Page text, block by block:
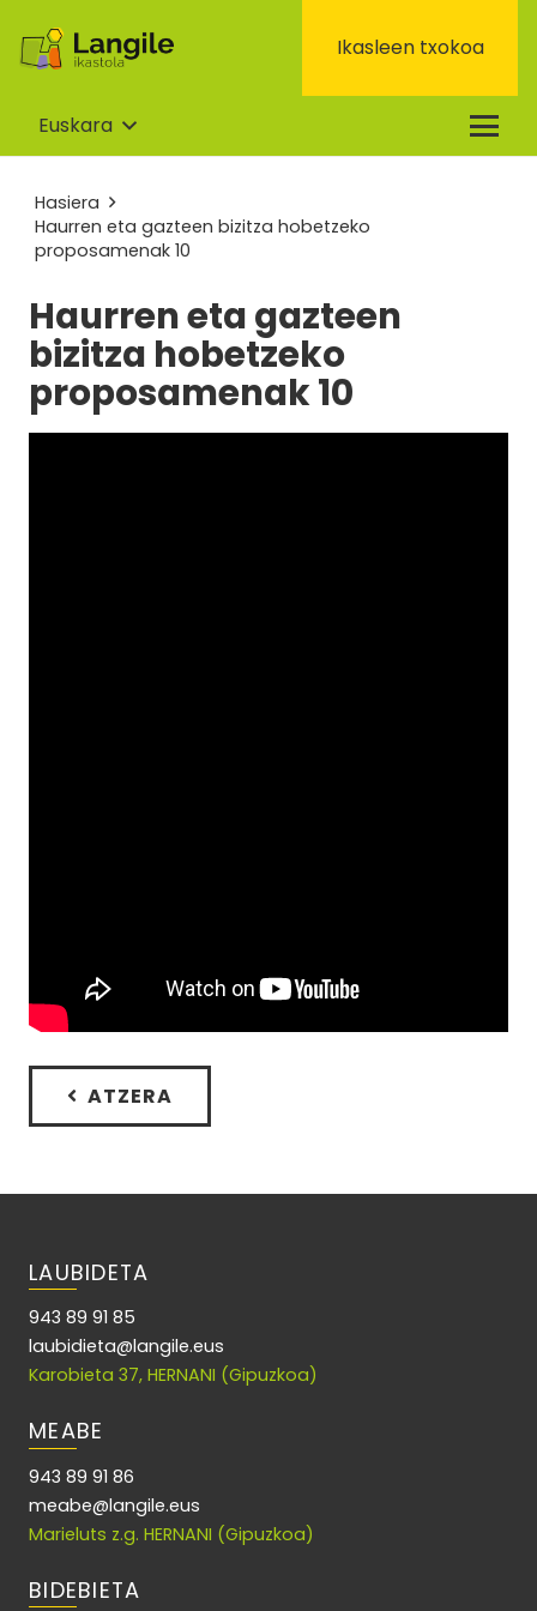
Ikasleen txokoa
Euskara
Hasiera
Haurren eta gazteen bizitza hobetzeko
proposamenak 10
Haurren eta gazteen
bizitza hobetzeko
proposamenak 10
ATZERA
LAUBIDETA
943 89 91 85
laubidieta@langile.eus
Karobieta 37, HERNANI (Gipuzkoa)
MEABE
943 89 91 86
meabe@langile.eus
Marieluts z.g. HERNANI (Gipuzkoa)
BIDEBIETA